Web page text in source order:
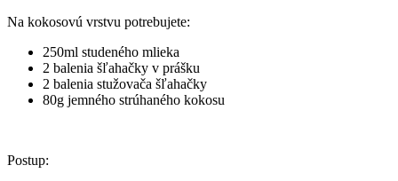
Na kokosovú vrstvu potrebujete:
250ml studeného mlieka
2 balenia šľahačky v prášku
2 balenia stužovača šľahačky
80g jemného strúhaného kokosu
Postup: